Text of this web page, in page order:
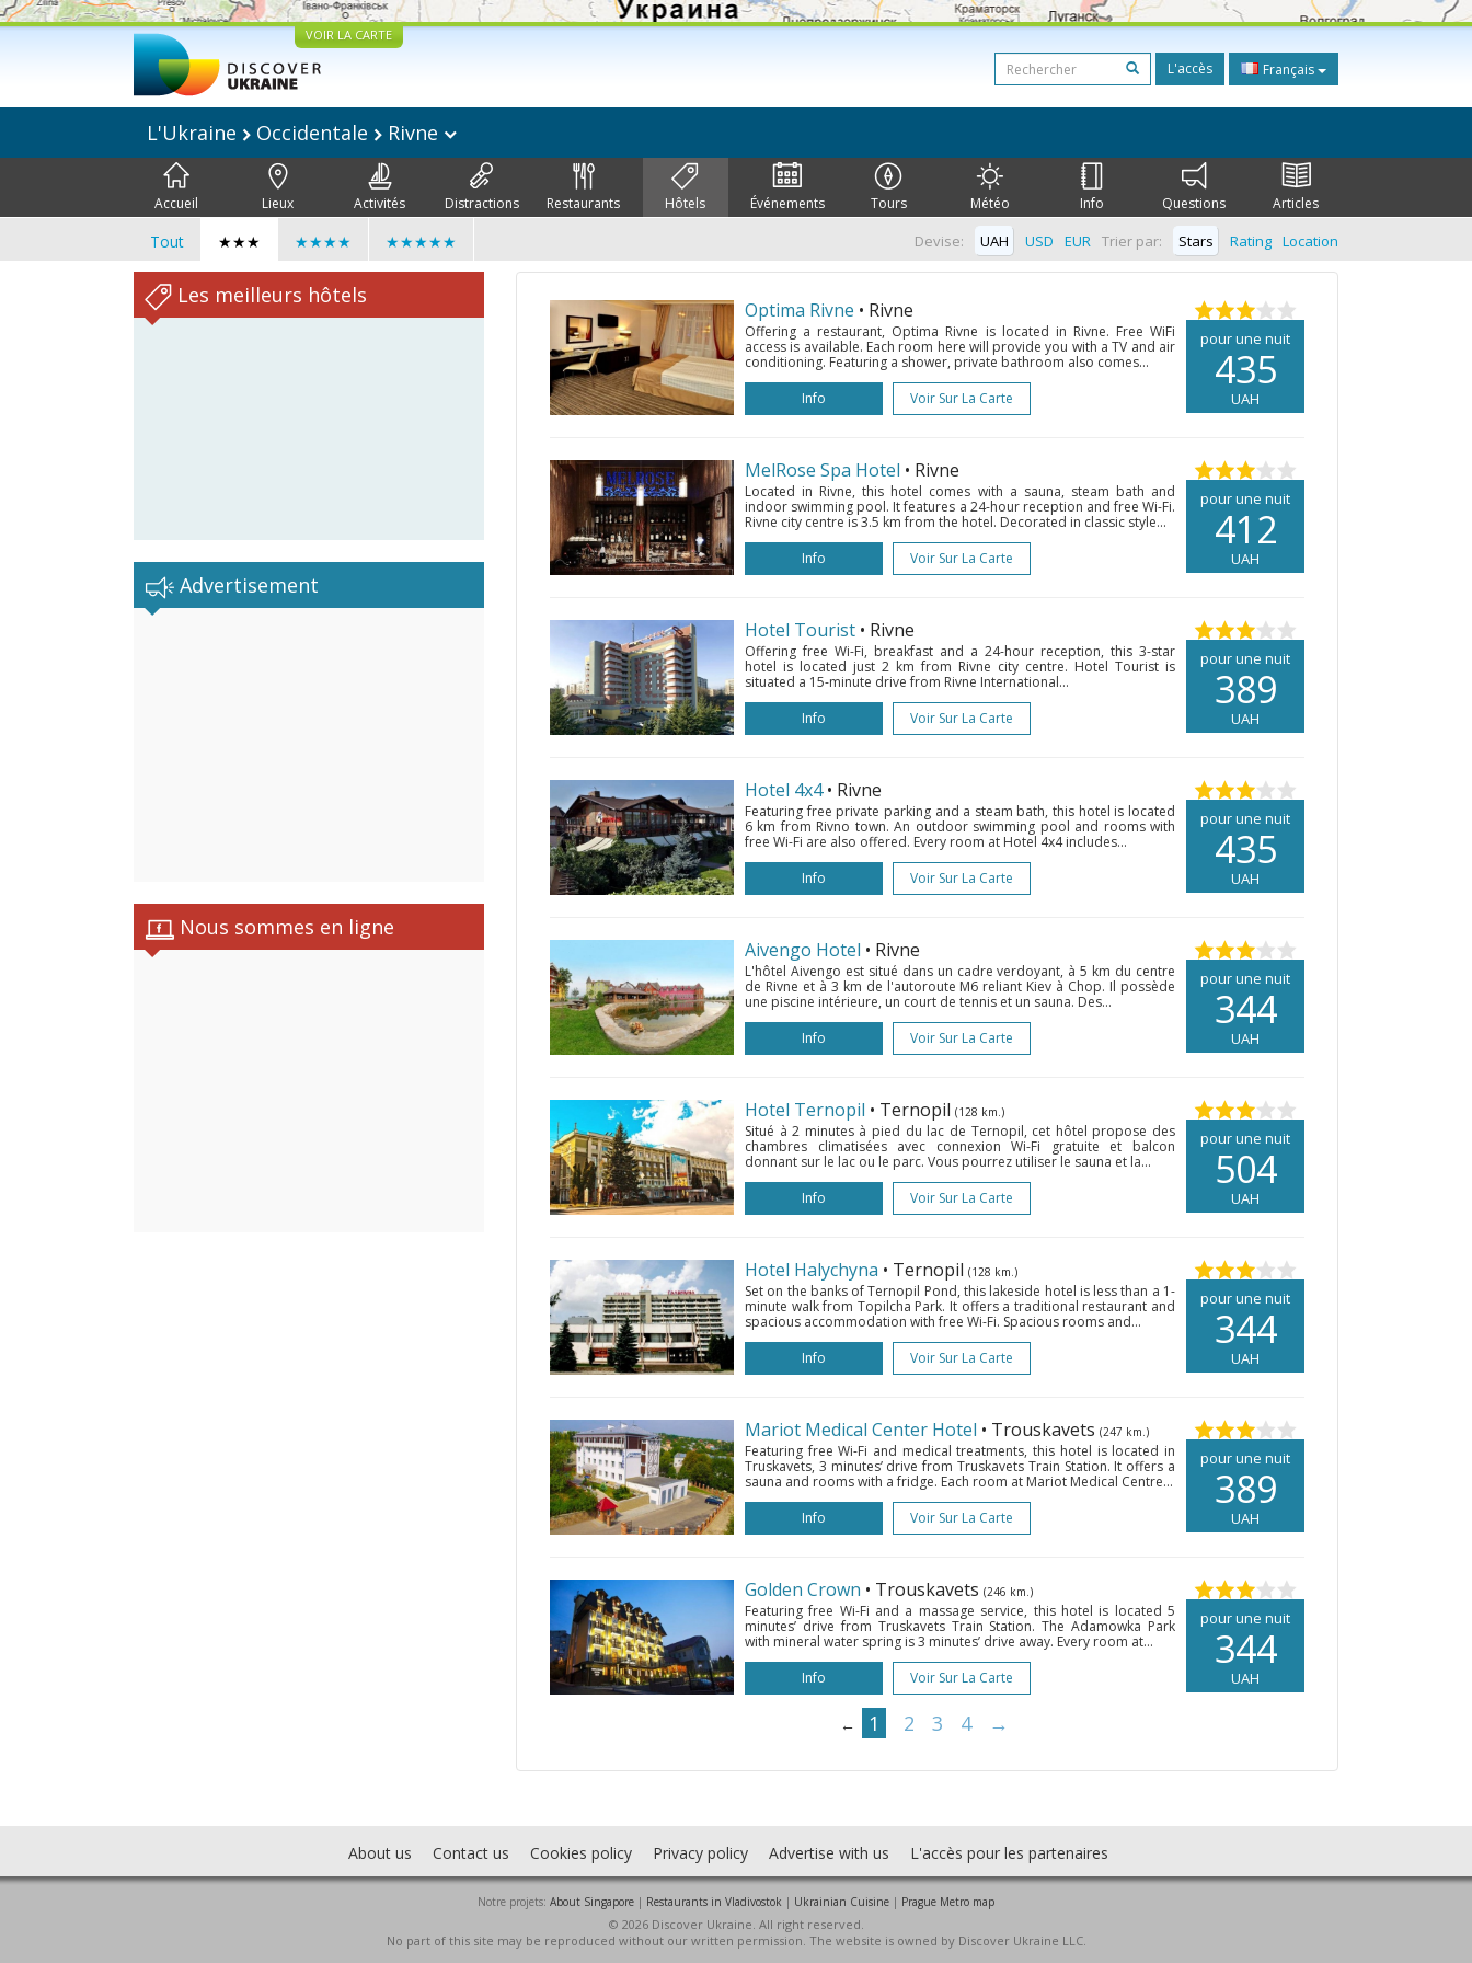
VOIR LA CARTE
L'accès Français
L'Ukraine Occidentale Rivne
Accueil Lieux Activités Distractions Restaurants Hôtels Événements Tours Météo Info Questions Articles
Tout ★★★ ★★★★ ★★★★★ Trier par: Stars Rating Location
Devise: UAH USD EUR
Les meilleurs hôtels
Advertisement
Nous sommes en ligne
pour une nuit
435
UAH
Optima Rivne • Rivne
Offering a restaurant, Optima Rivne is located in Rivne. Free WiFi
access is available. Each room here will provide you with a TV and air
conditioning. Featuring a shower, private bathroom also comes...
Info
Voir Sur La Carte
pour une nuit
412
UAH
MelRose Spa Hotel • Rivne
Located in Rivne, this hotel comes with a sauna, steam bath and
indoor swimming pool. It features a 24-hour reception and free Wi-Fi.
Rivne city centre is 3.5 km from the hotel. Decorated in classic style...
Info
Voir Sur La Carte
pour une nuit
389
UAH
Hotel Tourist • Rivne
Offering free Wi-Fi, breakfast and a 24-hour reception, this 3-star
hotel is located just 2 km from Rivne city centre. Hotel Tourist is
situated a 15-minute drive from Rivne International...
Info
Voir Sur La Carte
pour une nuit
435
UAH
Hotel 4x4 • Rivne
Featuring free private parking and a steam bath, this hotel is located
6 km from Rivno town. An outdoor swimming pool and rooms with
free Wi-Fi are also offered. Every room at Hotel 4x4 includes...
Info
Voir Sur La Carte
pour une nuit
344
UAH
Aivengo Hotel • Rivne
L'hôtel Aivengo est situé dans un cadre verdoyant, à 5 km du centre
de Rivne et à 3 km de l'autoroute M6 reliant Kiev à Chop. Il possède
une piscine intérieure, un court de tennis et un sauna. Des...
Info
Voir Sur La Carte
pour une nuit
504
UAH
Hotel Ternopil • Ternopil (128 km.)
Situé à 2 minutes à pied du lac de Ternopil, cet hôtel propose des
chambres climatisées avec connexion Wi-Fi gratuite et balcon
donnant sur le lac ou le parc. Vous pourrez utiliser le sauna et la...
Info
Voir Sur La Carte
pour une nuit
344
UAH
Hotel Halychyna • Ternopil (128 km.)
Set on the banks of Ternopil Pond, this lakeside hotel is less than a 1-
minute walk from Topilcha Park. It offers a traditional restaurant and
spacious accommodation with free Wi-Fi. Spacious rooms and...
Info
Voir Sur La Carte
pour une nuit
389
UAH
Mariot Medical Center Hotel • Trouskavets (247 km.)
Featuring free Wi-Fi and medical treatments, this hotel is located in
Truskavets, 3 minutes’ drive from Truskavets Train Station. It offers a
sauna and rooms with a fridge. Each room at Mariot Medical Centre...
Info
Voir Sur La Carte
pour une nuit
344
UAH
Golden Crown • Trouskavets (246 km.)
Featuring free Wi-Fi and a massage service, this hotel is located 5
minutes’ drive from Truskavets Train Station. The Adamowka Park
with mineral water spring is 3 minutes’ drive away. Every room at...
Info
Voir Sur La Carte
← 1 2 3 4 →
About us Contact us Cookies policy Privacy policy Advertise with us L'accès pour les partenaires
Notre projets: About Singapore | Restaurants in Vladivostok | Ukrainian Cuisine | Prague Metro map
© 2026 Discover Ukraine. All right reserved.
No part of this site may be reproduced without our written permission. The website is owned by Discover Ukraine LLC.